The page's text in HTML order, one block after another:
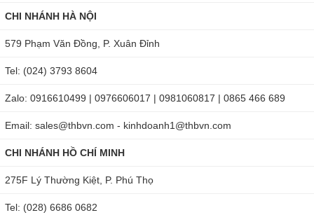
CHI NHÁNH HÀ NỘI
579 Phạm Văn Đồng, P. Xuân Đỉnh
Tel: (024) 3793 8604
Zalo: 0916610499 | 0976606017 | 0981060817 | 0865 466 689
Email: sales@thbvn.com - kinhdoanh1@thbvn.com
CHI NHÁNH HỒ CHÍ MINH
275F Lý Thường Kiệt, P. Phú Thọ
Tel: (028) 6686 0682